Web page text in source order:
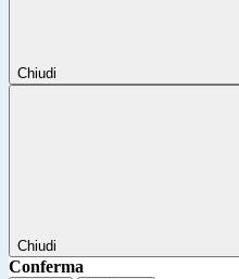
Chiudi
Chiudi
Conferma